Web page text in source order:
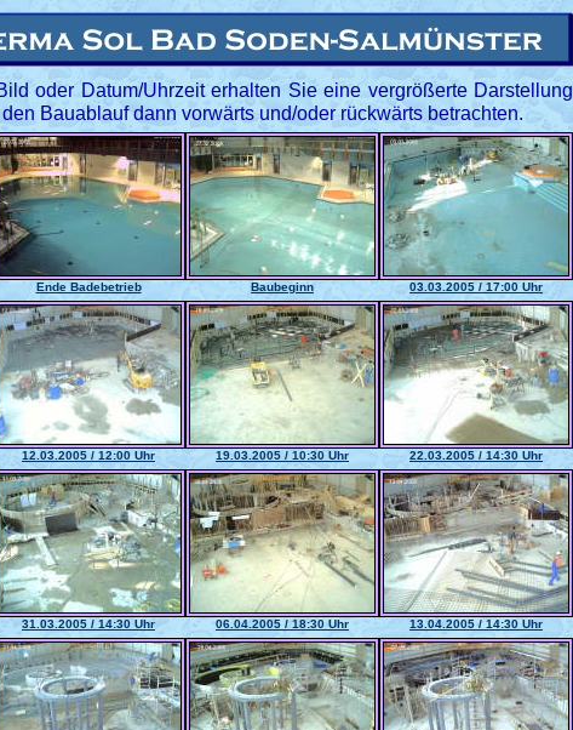
oder Datum/Uhrzeit erhalten Sie eine vergrößerte Darstellung
Bauablauf dann vorwärts und/oder rückwärts betrachten.
Ende Badebetrieb Baubeginn 03.03.2005 / 17:00 Uhr
12.03.2005 / 12:00 Uhr 19.03.2005 / 10:30 Uhr 22.03.2005 / 14:30 Uhr
31.03.2005 / 14:30 Uhr 06.04.2005 / 18:30 Uhr 13.04.2005 / 14:30 Uhr